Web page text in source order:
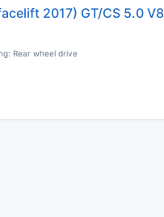
2017) GT/CS 5.0 V8
Rear wheel drive